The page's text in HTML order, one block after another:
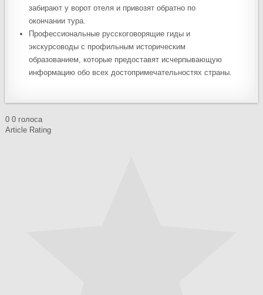
забирают у ворот отеля и привозят обратно по
окончании тура.
Профессиональные русскоговорящие гиды и
экскурсоводы с профильным историческим
образованием, которые предоставят исчерпывающую
информацию обо всех достопримечательностях страны.
0 0 голоса
Article Rating